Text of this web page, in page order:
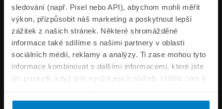
sledování (např. Pixel nebo API), abychom mohli měřit
výkon, přizpůsobit náš marketing a poskytnout lepší
zážitek z našich stránek. Některé shromážděné
informace také sdílíme s našimi partnery v oblasti
sociálních médií, reklamy a analýzy. Ti zase mohou tyto
informace kombinovat s dalšími informacemi, které jste
jim poskytli, když jste využili jejich služeb. Udělte nám k
tomu prosím svůj souhlas.
Produkty
Pojišťovny
Informace
ePojisteni.cz
Formuláře